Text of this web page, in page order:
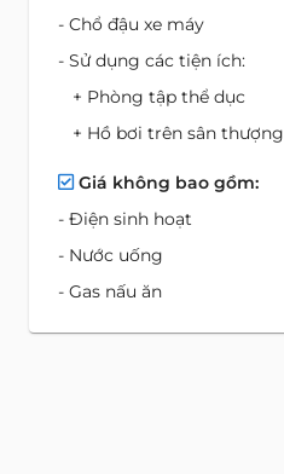
- Chổ đậu xe máy
- Sử dụng các tiện ích:
+ Phòng tập thể dục
+ Hồ bơi trên sân thượng
Giá không bao gồm:
- Điện sinh hoạt
- Nước uống
- Gas nấu ăn